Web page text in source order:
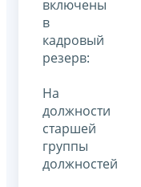
включены
в
кадровый
резерв:
На
должности
старшей
группы
должностей